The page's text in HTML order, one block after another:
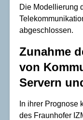
Die Modellierung
abgeschlossen.
Zunahme
von
Servern
In ihrer Prognose
des Fraunhofer